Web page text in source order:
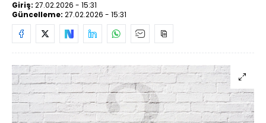
Giriş: 27.02.2026 - 15:31
Güncelleme: 27.02.2026 - 15:31